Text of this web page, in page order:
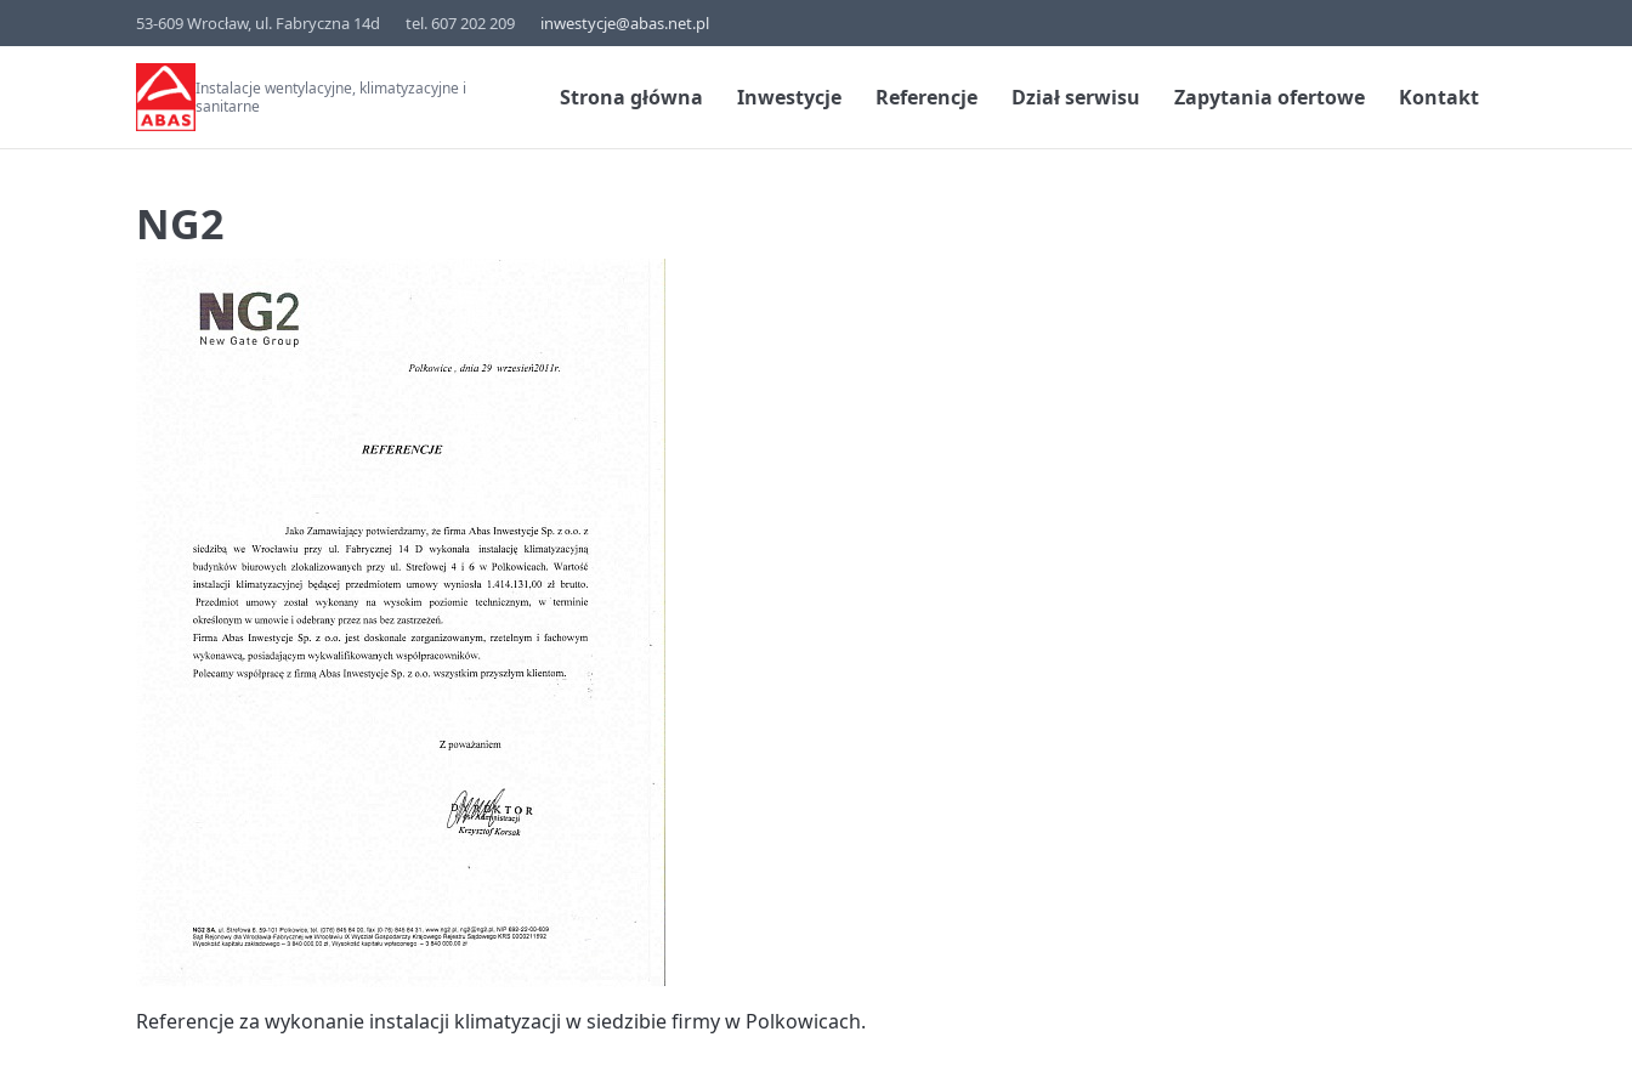
53-609 Wrocław, ul. Fabryczna 14d tel. 607 202 209 inwestycje@abas.net.pl
Instalacje wentylacyjne, klimatyzacyjne i
sanitarne
Strona główna Inwestycje Referencje Dział serwisu Zapytania ofertowe Kontakt
NG2
Referencje za wykonanie instalacji klimatyzacji w siedzibie firmy w Polkowicach.